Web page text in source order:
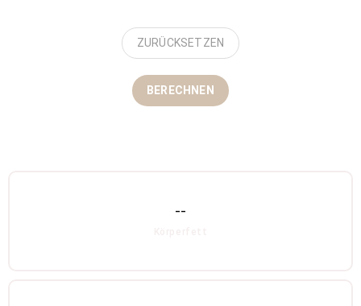
ZURÜCKSETZEN
BERECHNEN
--